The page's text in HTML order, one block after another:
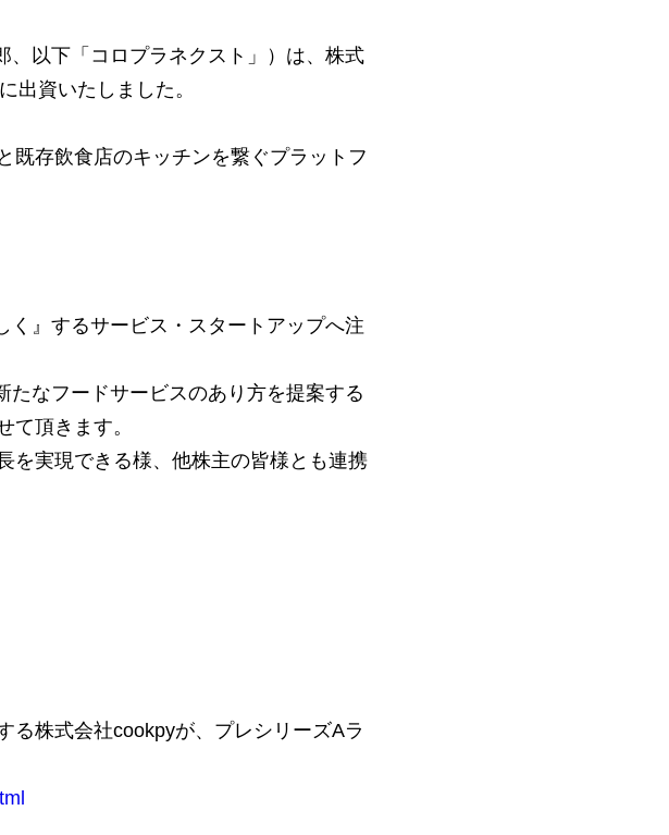
以下「コロプラネクスト」）は、株式
出資いたしました。
既存飲食店のキッチンを繋ぐプラットフ
く』するサービス・スタートアップへ注
たなフードサービスのあり方を提案する
て頂きます。
を実現できる様、他株主の皆様とも連携
る株式会社cookpyが、プレシリーズAラ